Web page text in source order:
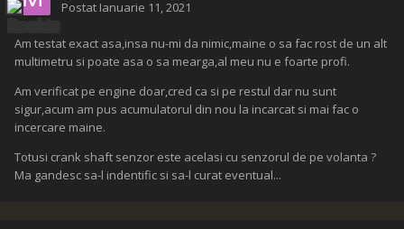
Postat Ianuarie 11, 2021
Am testat exact asa,insa nu-mi da nimic,maine o sa fac rost de un alt
multimetru si poate asa o sa mearga,al meu nu e foarte profi.
Am verificat pe engine doar,cred ca si pe restul dar nu sunt
sigur,acum am pus acumulatorul din nou la incarcat si mai fac o
incercare maine.
Totusi crank shaft senzor este acelasi cu senzorul de pe volanta ?
Ma gandesc sa-l indentific si sa-l curat eventual...